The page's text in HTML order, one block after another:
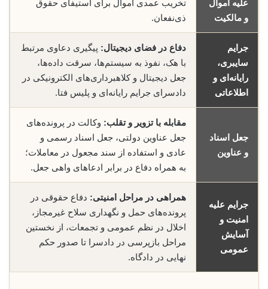
علیه اموال
و مالکیت
تخریب عمدی اموال برای استیفای حقوق
ذی‌نفعان.
جرایم
سایبری،
رایانه‌ای و
اطلاعاتی
دفاع در فضای دیجیتال: پیگیری دعاوی مرتبط
با هک، نفوذ به سیستم‌ها، سرقت داده‌ها،
جعل دیجیتال و کلاهبرداری‌های الکترونیکی در
دادسرای جرایم رایانه‌ای و پلیس فتا.
جعل اسناد
و عناوین
مقابله با تزویر و تقلب: وکالت در پرونده‌های
جعل عناوین دولتی، جعل اسناد رسمی و
عادی و استفاده از سند مجعول در معاملات؛
به همراه دفاع در برابر ادعاهای واهی جعل.
جرایم علیه
امنیت و
آسایش
عمومی
همراهی در مراحل امنیتی: دفاع حقوقی در
پرونده‌های حمل و نگهداری سلاح غیرمجاز،
اخلال در نظم عمومی و تجمعات، از نخستین
مراحل بازپرسی در دادسرا تا صدور حکم
نهایی در دادگاه.